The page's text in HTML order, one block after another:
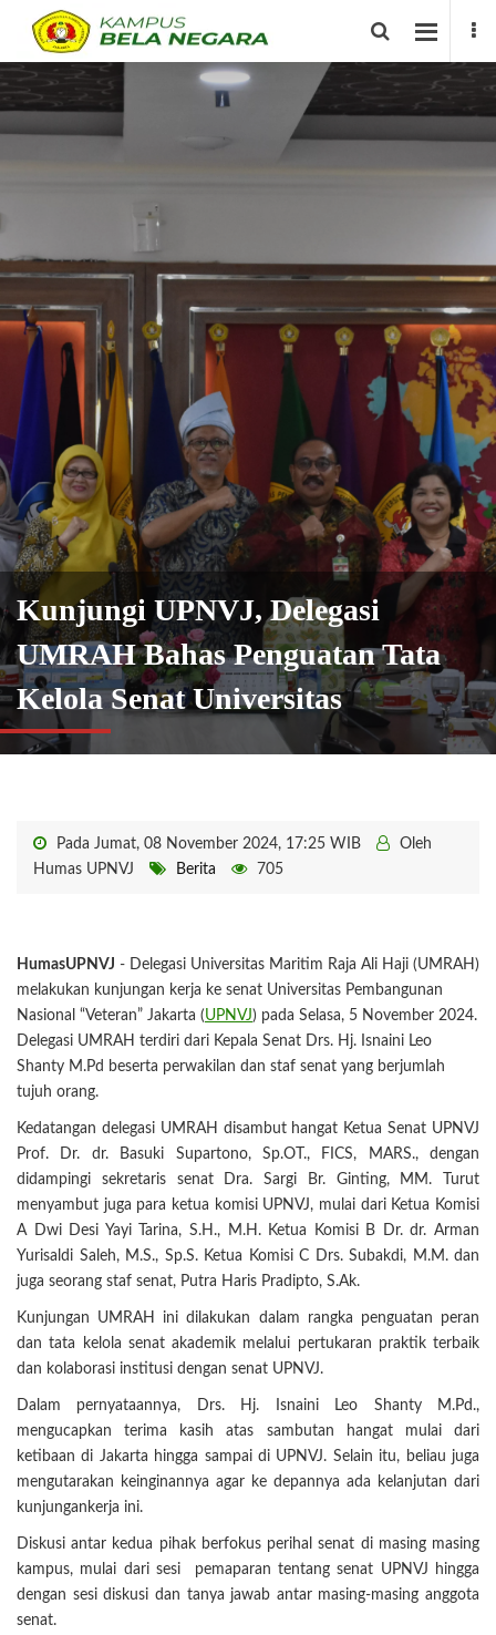
Kunjungi UPNVJ, Delegasi
UMRAH Bahas Penguatan Tata
Kelola Senat Universitas
Pada Jumat, 08 November 2024, 17:25 WIB
Oleh
Humas UPNVJ
Berita 705
HumasUPNVJ - Delegasi Universitas Maritim Raja Ali Haji (UMRAH)
melakukan kunjungan kerja ke senat Universitas Pembangunan
Nasional “Veteran” Jakarta (UPNVJ) pada Selasa, 5 November 2024.
Delegasi UMRAH terdiri dari Kepala Senat Drs. Hj. Isnaini Leo
Shanty M.Pd beserta perwakilan dan staf senat yang berjumlah
tujuh orang.
Kedatangan delegasi UMRAH disambut hangat Ketua Senat UPNVJ
Prof. Dr. dr. Basuki Supartono, Sp.OT., FICS, MARS., dengan
didampingi sekretaris senat Dra. Sargi Br. Ginting, MM. Turut
menyambut juga para ketua komisi UPNVJ, mulai dari Ketua Komisi
A Dwi Desi Yayi Tarina, S.H., M.H. Ketua Komisi B Dr. dr. Arman
Yurisaldi Saleh, M.S., Sp.S. Ketua Komisi C Drs. Subakdi, M.M. dan
juga seorang staf senat, Putra Haris Pradipto, S.Ak.
Kunjungan UMRAH ini dilakukan dalam rangka penguatan peran
dan tata kelola senat akademik melalui pertukaran praktik terbaik
dan kolaborasi institusi dengan senat UPNVJ.
Dalam pernyataannya, Drs. Hj. Isnaini Leo Shanty M.Pd.,
mengucapkan terima kasih atas sambutan hangat mulai dari
ketibaan di Jakarta hingga sampai di UPNVJ. Selain itu, beliau juga
mengutarakan keinginannya agar ke depannya ada kelanjutan dari
kunjungankerja ini.
Diskusi antar kedua pihak berfokus perihal senat di masing masing
kampus, mulai dari sesi pemaparan tentang senat UPNVJ hingga
dengan sesi diskusi dan tanya jawab antar masing-masing anggota
senat.